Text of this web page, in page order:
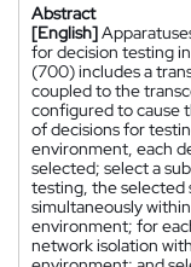
Abstract
[English]
for decision testing
(700) includes a
coupled to the
configured to cause
of decisions for
environment, each
selected; select a
testing, the selected
simultaneously
environment; for
network isolation